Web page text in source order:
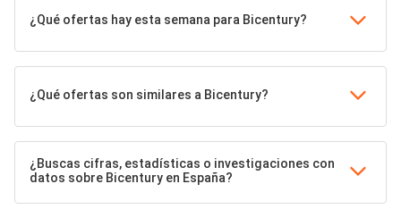
¿Qué ofertas hay esta semana para Bicentury?
¿Qué ofertas son similares a Bicentury?
¿Buscas cifras, estadísticas o investigaciones con
datos sobre Bicentury en España?